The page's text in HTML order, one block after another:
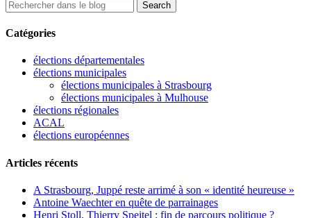
Catégories
élections départementales
élections municipales
élections municipales à Strasbourg
élections municipales à Mulhouse
élections régionales
ACAL
élections européennes
Articles récents
A Strasbourg, Juppé reste arrimé à son « identité heureuse »
Antoine Waechter en quête de parrainages
Henri Stoll, Thierry Speitel : fin de parcours politique ?